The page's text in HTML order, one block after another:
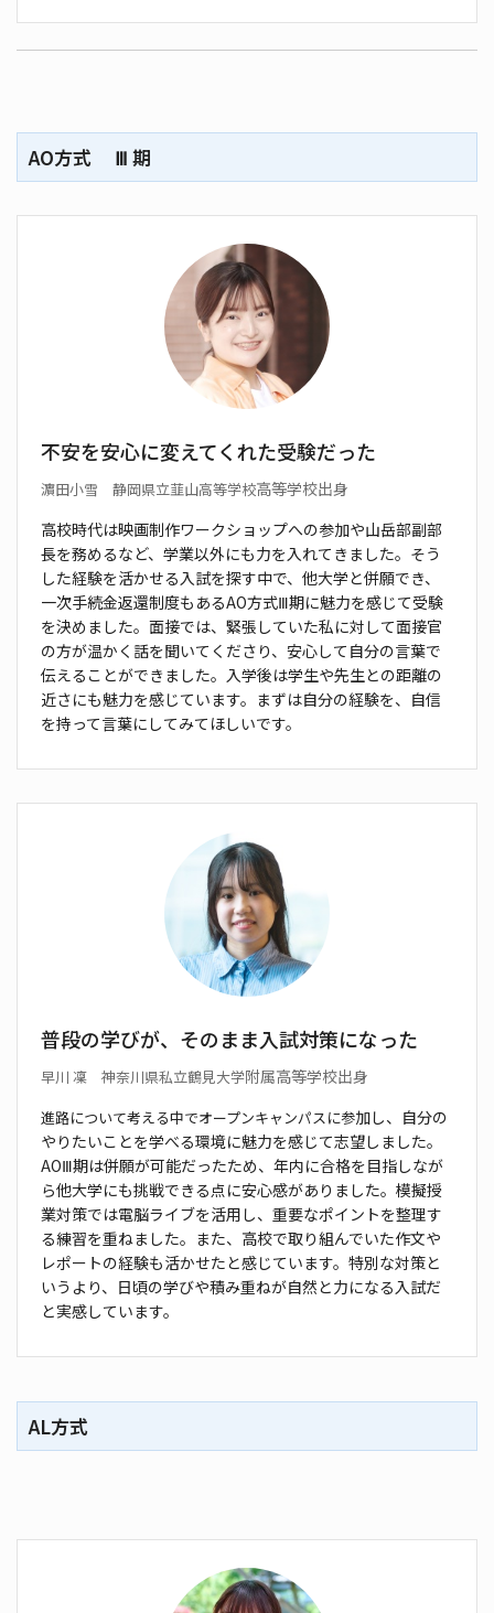
AO方式 Ⅲ 期
不安を安心に変えてくれた受験だった
濵田小雪 静岡県立韮山高等学校高等学校出身
高校時代は映画制作ワークショップへの参加や山岳部副部
長を務めるなど、学業以外にも力を入れてきました。そう
した経験を活かせる入試を探す中で、他大学と併願でき、
一次手続金返還制度も あるAO方式Ⅲ期に魅力を感じて受験
を決めました。 面接では、緊張していた私に対して面接官
の方が温かく話を聞いてくださり、安心して自分の言葉で
伝えることができました。入学後は学生や先生との距離の
近さにも魅力を感じています。まずは自分の経験を、自信
を持って言葉にしてみてほしいです。
普段の学びが、そのまま入試対策になった
早川 凜 神奈川県私立鶴見大学附属高等学校出身
進路について考える中でオープンキャンパスに参加し、自分の
やりたいことを学べる環境に魅力を感じて志望しました。
AOⅢ期は併願が可能だったため、年内に合格を目指しなが
ら他大学にも挑戦できる点に安心感がありました。模擬授
業対策では電脳ライブを活用し、重要なポイントを整理す
る練習を重ねました。また、高校で取り組んでいた作文や
レポートの経験も活かせたと感じています。 特別な対策と
いうより、日頃の学びや積み重ねが自然と力になる入試だ
と実感しています。
AL方式